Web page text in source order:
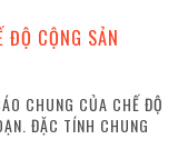
ĐỘ CỘNG SẢN
CHUNG CỦA CHẾ ĐỘ
ĐẶC TÍNH CHUNG